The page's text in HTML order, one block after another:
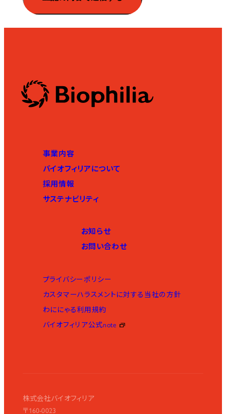
事業内容
バイオフィリアについて
採用情報
サステナビリティ
お知らせ
お問い合わせ
プライバシーポリシー
カスタマーハラスメントに対する当社の方針
わににゃる利用規約
バイオフィリア公式note
株式会社バイオフィリア
〒160-0023